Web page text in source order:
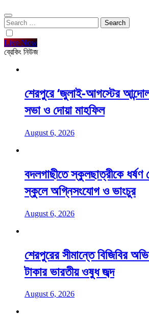
Search
for:
Live Now
ব্রেকিং নিউজ
শেরপুরে ‘জুলাই-আগস্টের
সভা ও দোয়া মাহফিল
August 6, 2026
বদলগাছীতে স্কুলছাত্রীকে ধর্ষণ
স্কুলে অগ্নিসংযোগ ও ভাংচুর
August 6, 2026
শেরপুরের সীমান্তে বিজিবির
টাকার ভারতীয় ওষুধ জব্দ
August 6, 2026